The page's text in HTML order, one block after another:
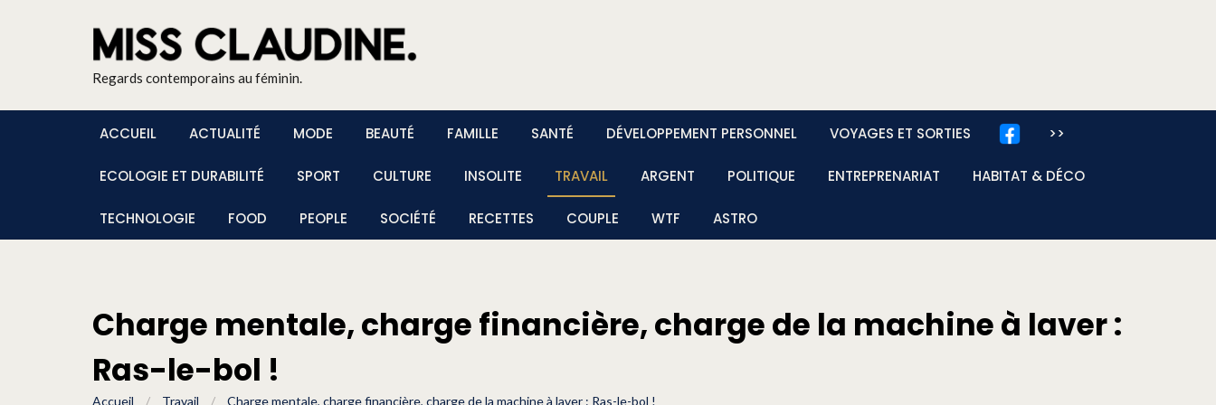
Regards contemporains au féminin.
ACCUEIL ACTUALITÉ MODE BEAUTÉ FAMILLE SANTÉ DÉVELOPPEMENT PERSONNEL VOYAGES ET SORTIES >>
ECOLOGIE ET DURABILITÉ SPORT CULTURE INSOLITE TRAVAIL ARGENT POLITIQUE ENTREPRENARIAT HABITAT & DÉCO
TECHNOLOGIE FOOD PEOPLE SOCIÉTÉ RECETTES COUPLE WTF ASTRO
Charge mentale, charge financière, charge de la machine à laver :
Ras-le-bol !
Accueil / Travail / Charge mentale, charge financière, charge de la machine à laver : Ras-le-bol !